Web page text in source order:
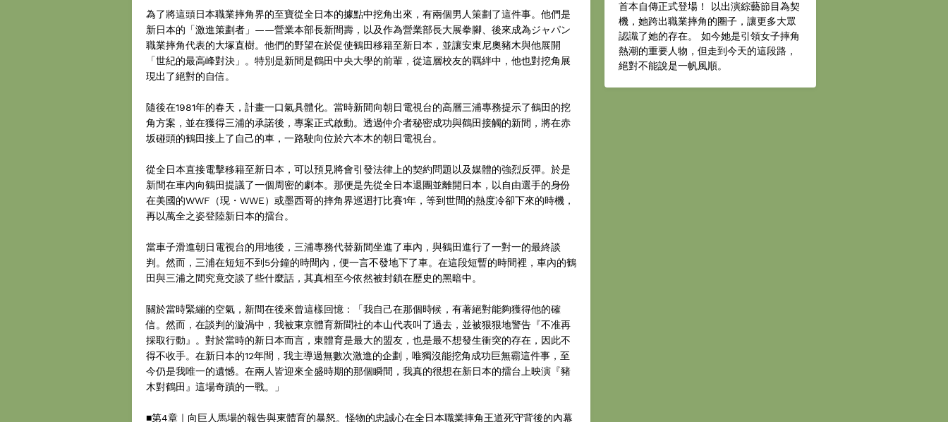
為了將這頭日本職業摔角界的至寶從全日本的據點中挖角出來，有兩個男人策劃了這件事。他們是
新日本的「激進策劃者」——營業本部長新間壽，以及作為營業部長大展拳腳、後來成為ジャパン
職業摔角代表的大塚直樹。他們的野望在於促使鶴田移籍至新日本，並讓安東尼奧豬木與他展開
「世紀的最高峰對決」。特別是新間是鶴田中央大學的前輩，從這層校友的羈絆中，他也對挖角展
現出了絕對的自信。
隨後在1981年的春天，計畫一口氣具體化。當時新間向朝日電視台的高層三浦專務提示了鶴田的挖
角方案，並在獲得三浦的承諾後，專案正式啟動。透過仲介者秘密成功與鶴田接觸的新間，將在赤
坂碰頭的鶴田接上了自己的車，一路駛向位於六本木的朝日電視台。
從全日本直接電擊移籍至新日本，可以預見將會引發法律上的契約問題以及媒體的強烈反彈。於是
新間在車內向鶴田提議了一個周密的劇本。那便是先從全日本退團並離開日本，以自由選手的身份
在美國的WWF（現・WWE）或墨西哥的摔角界巡迴打比賽1年，等到世間的熱度冷卻下來的時機，
再以萬全之姿登陸新日本的擂台。
當車子滑進朝日電視台的用地後，三浦專務代替新間坐進了車內，與鶴田進行了一對一的最終談
判。然而，三浦在短短不到5分鐘的時間內，便一言不發地下了車。在這段短暫的時間裡，車內的鶴
田與三浦之間究竟交談了些什麼話，其真相至今依然被封鎖在歷史的黑暗中。
關於當時緊繃的空氣，新間在後來曾這樣回憶：「我自己在那個時候，有著絕對能夠獲得他的確
信。然而，在談判的漩渦中，我被東京體育新聞社的本山代表叫了過去，並被狠狠地警告『不准再
採取行動』。對於當時的新日本而言，東體育是最大的盟友，也是最不想發生衝突的存在，因此不
得不收手。在新日本的12年間，我主導過無數次激進的企劃，唯獨沒能挖角成功巨無霸這件事，至
今仍是我唯一的遺憾。在兩人皆迎來全盛時期的那個瞬間，我真的很想在新日本的擂台上映演『豬
木對鶴田』這場奇蹟的一戰。」
■第4章｜向巨人馬場的報告與東體育的暴怒。怪物的忠誠心在全日本職業摔角王道死守背後的內幕
首本自傳正式登場！ 以出演綜藝節目為契
機，她跨出職業摔角的圈子，讓更多大眾
認識了她的存在。 如今她是引領女子摔角
熱潮的重要人物，但走到今天的這段路，
絕對不能說是一帆風順。